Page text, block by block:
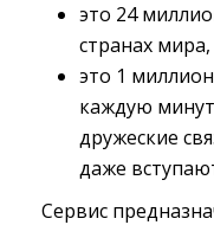
это 24
странах
это 1
каждую
дружеские
даже
Сервис